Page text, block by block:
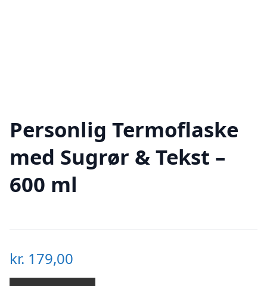
Personlig Termoflaske
med Sugrør & Tekst –
600 ml
kr. 179,00